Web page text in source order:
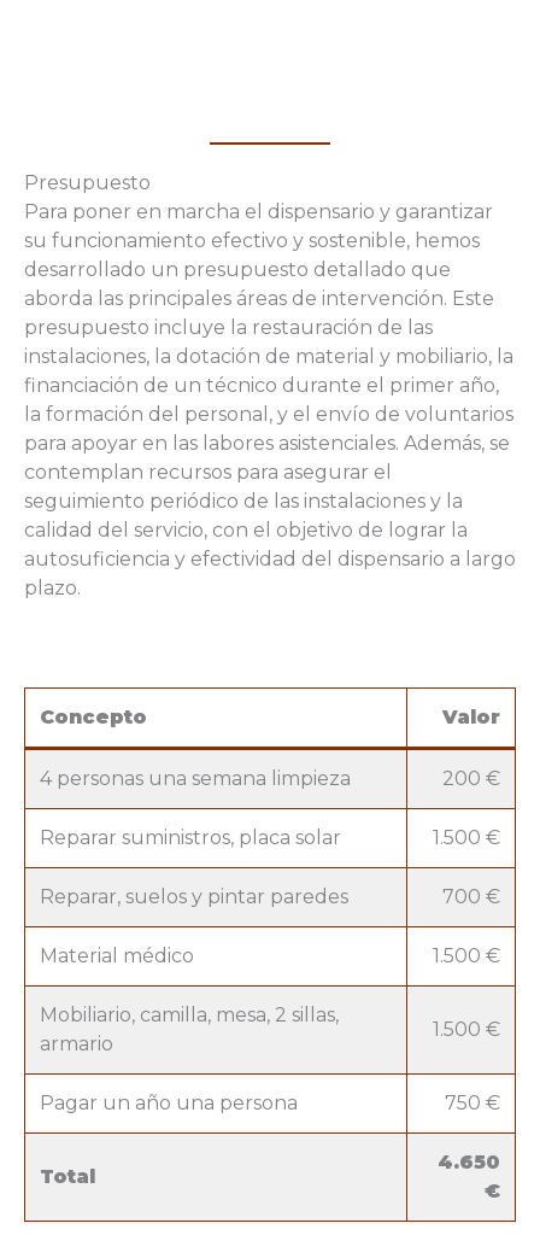
Presupuesto
Para poner en marcha el dispensario y garantizar
su funcionamiento efectivo y sostenible, hemos
desarrollado un presupuesto detallado que
aborda las principales áreas de intervención. Este
presupuesto incluye la restauración de las
instalaciones, la dotación de material y mobiliario, la
financiación de un técnico durante el primer año,
la formación del personal, y el envío de voluntarios
para apoyar en las labores asistenciales. Además, se
contemplan recursos para asegurar el
seguimiento periódico de las instalaciones y la
calidad del servicio, con el objetivo de lograr la
autosuficiencia y efectividad del dispensario a largo
plazo.
Concepto Valor
4 personas una semana limpieza 200 €
Reparar suministros, placa solar 1.500 €
Reparar, suelos y pintar paredes 700 €
Material médico 1.500 €
Mobiliario, camilla, mesa, 2 sillas,
armario
1.500 €
Pagar un año una persona 750 €
Total
4.650
€